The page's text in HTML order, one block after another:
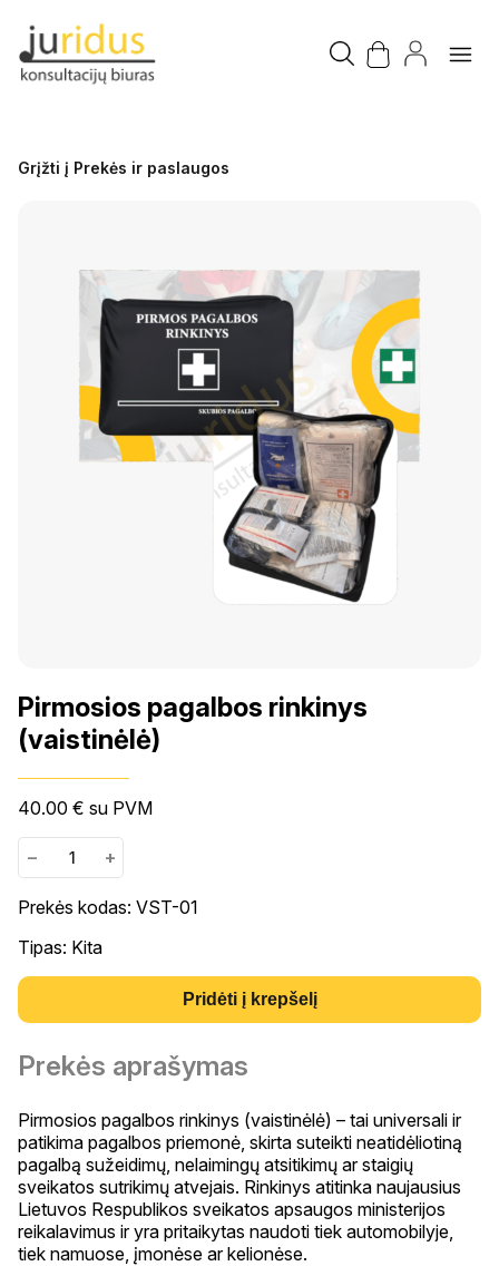
Grįžti į Prekės ir paslaugos
Pirmosios pagalbos rinkinys
(vaistinėlė)
40.00 € su PVM
− +
Prekės kodas: VST-01
Tipas: Kita
Pridėti į krepšelį
Prekės aprašymas
Pirmosios pagalbos rinkinys (vaistinėlė) – tai universali ir
patikima pagalbos priemonė, skirta suteikti neatidėliotiną
pagalbą sužeidimų, nelaimingų atsitikimų ar staigių
sveikatos sutrikimų atvejais. Rinkinys atitinka naujausius
Lietuvos Respublikos sveikatos apsaugos ministerijos
reikalavimus ir yra pritaikytas naudoti tiek automobilyje,
tiek namuose, įmonėse ar kelionėse.